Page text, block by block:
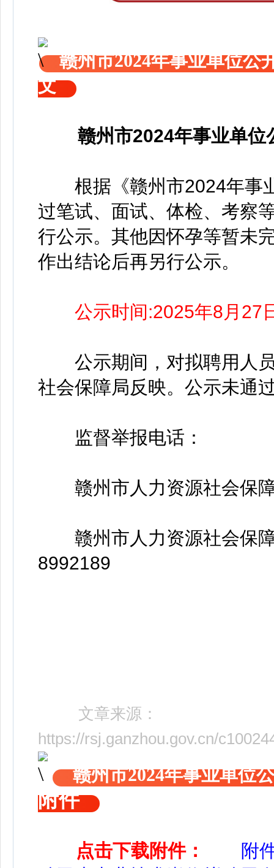
赣州市2024年事业单位公
文
赣州市2024年事业单位
根据《赣州市2024年事
过笔试、面试、体检、考察
行公示。其他因怀孕等暂未
作出结论后再另行公示。
公示时间:2025年8月
公示期间，对拟聘用人员
社会保障局反映。公示未通
监督举报电话：
赣州市人力资源社会保障
赣州市人力资源社会保障
8992189
文章来源：
https://rsj.ganzhou.gov.cn/
赣州市2024年事业单位
附件
点击下载附件：
附